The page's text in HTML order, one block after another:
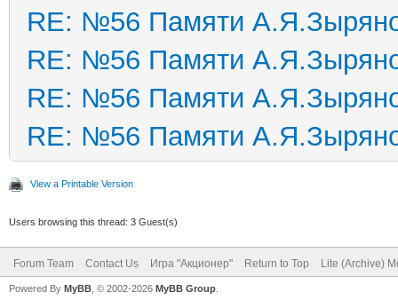
RE: №56 Памяти
RE: №56 Памяти
RE: №56 Памяти
RE: №56 Памяти
View a Printable Version
Users browsing this thread: 3 Guest(s)
Forum Team Contact Us Игра "Акционер" Return to Top Lite (Archive)
Powered By MyBB , © 2002-2026 MyBB Group